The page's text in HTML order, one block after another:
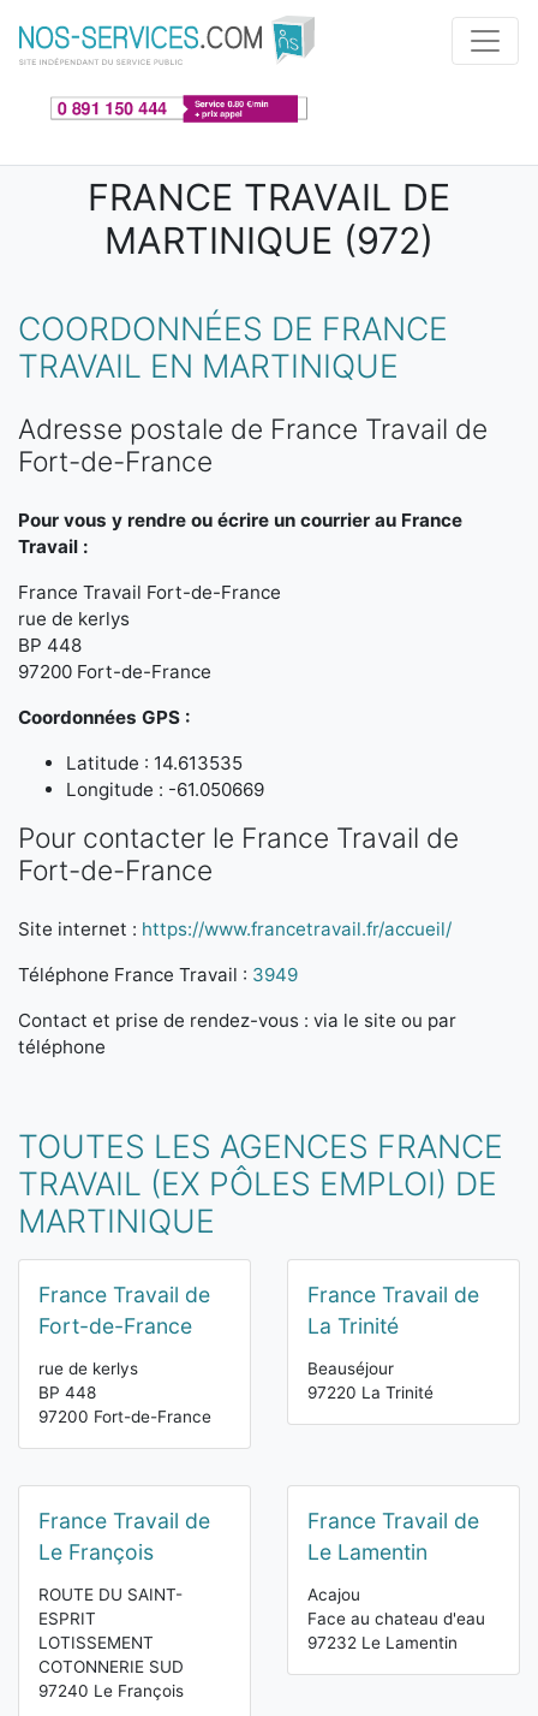
Aller au contenu principal
FRANCE TRAVAIL DE
MARTINIQUE (972)
COORDONNÉES DE FRANCE
TRAVAIL EN MARTINIQUE
Adresse postale de France Travail de
Fort-de-France
Pour vous y rendre ou écrire un courrier au France
Travail :
France Travail Fort-de-France
rue de kerlys
BP 448
97200 Fort-de-France
Coordonnées GPS :
Latitude : 14.613535
Longitude : -61.050669
Pour contacter le France Travail de
Fort-de-France
Site internet : https://www.francetravail.fr/accueil/
Téléphone France Travail : 3949
Contact et prise de rendez-vous : via le site ou par
téléphone
TOUTES LES AGENCES FRANCE
TRAVAIL (EX PÔLES EMPLOI) DE
MARTINIQUE
France Travail de
Fort-de-France
rue de kerlys
BP 448
97200 Fort-de-France
France Travail de
La Trinité
Beauséjour
97220 La Trinité
France Travail de
Le François
ROUTE DU SAINT-
ESPRIT
LOTISSEMENT
COTONNERIE SUD
97240 Le François
France Travail de
Le Lamentin
Acajou
Face au chateau d'eau
97232 Le Lamentin